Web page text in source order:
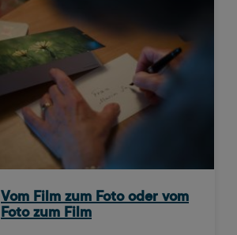
Vom Film zum Foto oder vom
Foto zum Film